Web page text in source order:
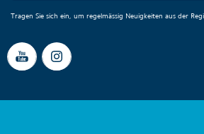
Tragen Sie sich ein, um regelmässig Neuigkeiten aus der